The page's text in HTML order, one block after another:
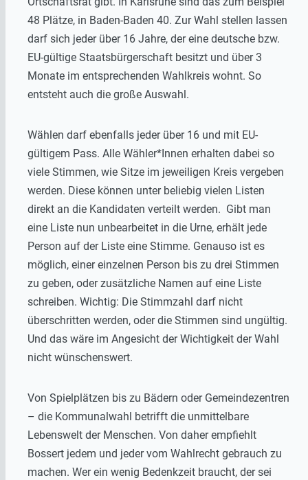
48 Plätze, in Baden-Baden 40. Zur Wahl stellen lassen
darf sich jeder über 16 Jahre, der eine deutsche bzw.
EU-gültige Staatsbürgerschaft besitzt und über 3
Monate im entsprechenden Wahlkreis wohnt. So
entsteht auch die große Auswahl.
Wählen darf ebenfalls jeder über 16 und mit EU-
gültigem Pass. Alle Wähler*Innen erhalten dabei so
viele Stimmen, wie Sitze im jeweiligen Kreis vergeben
werden. Diese können unter beliebig vielen Listen
direkt an die Kandidaten verteilt werden. Gibt man
eine Liste nun unbearbeitet in die Urne, erhält jede
Person auf der Liste eine Stimme. Genauso ist es
möglich, einer einzelnen Person bis zu drei Stimmen
zu geben, oder zusätzliche Namen auf eine Liste
schreiben. Wichtig: Die Stimmzahl darf nicht
überschritten werden, oder die Stimmen sind ungültig.
Und das wäre im Angesicht der Wichtigkeit der Wahl
nicht wünschenswert.
Von Spielplätzen bis zu Bädern oder Gemeindezentren
– die Kommunalwahl betrifft die unmittelbare
Lebenswelt der Menschen. Von daher empfiehlt
Bossert jedem und jeder vom Wahlrecht gebrauch zu
machen. Wer ein wenig Bedenkzeit braucht, der sei